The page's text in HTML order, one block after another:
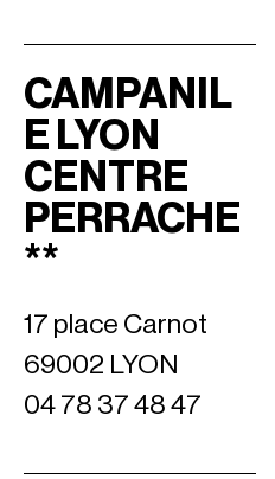
CAMPANIL
E LYON
CENTRE
PERRACHE
**
17 place Carnot
69002 LYON
04 78 37 48 47